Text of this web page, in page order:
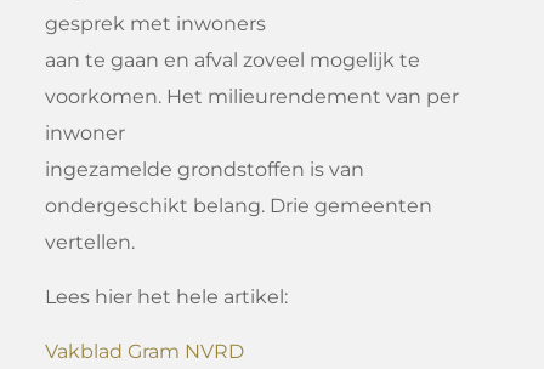
gesprek met inwoners
aan te gaan en afval zoveel mogelijk te
voorkomen. Het milieurendement van per
inwoner
ingezamelde grondstoffen is van
ondergeschikt belang. Drie gemeenten
vertellen.
Lees hier het hele artikel:
Vakblad Gram NVRD